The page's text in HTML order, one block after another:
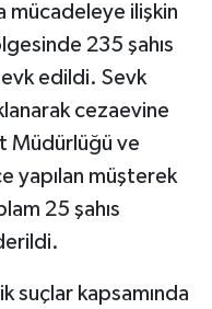
mücadeleye ilişkin
235 şahıs
edildi. Sevk
cezaevine
Müdürlüğü ve
yapılan müşterek
25 şahıs
suçlar kapsamında